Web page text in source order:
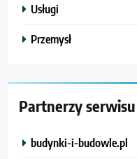
Usługi
Przemysł
Partnerzy serwisu
budynki-i-budowle.pl